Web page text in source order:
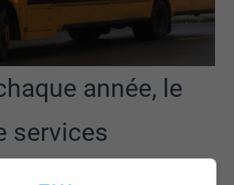
année, le
services
l’Or-et-des-Bois